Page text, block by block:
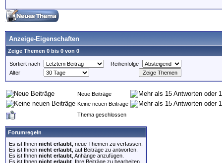
Anzeige-Eigenschaften
Zeige Themen 0 bis 0 von 0
Sortiert nach
Reihenfolge
Alter
Neue Beiträge
Keine neuen Beiträge
Thema geschlossen
Forumregeln
Es ist Ihnen nicht erlaubt , neue Themen zu verfassen.
Es ist Ihnen nicht erlaubt , auf Beiträge zu antworten.
Es ist Ihnen nicht erlaubt , Anhänge anzufügen.
Es ist Ihnen nicht erlaubt , Ihre Beiträge zu bearbeiten.